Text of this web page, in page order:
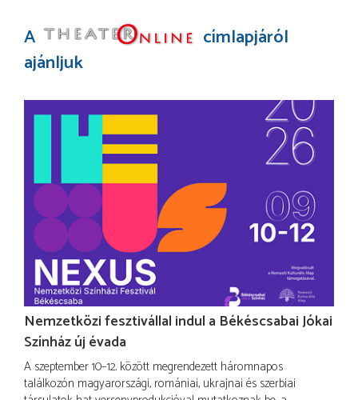
A
címlapjáról
ajánljuk
Nemzetközi fesztivállal indul a Békéscsabai Jókai
Színház új évada
A szeptember 10–12. között megrendezett háromnapos
találkozón magyarországi, romániai, ukrajnai és szerbiai